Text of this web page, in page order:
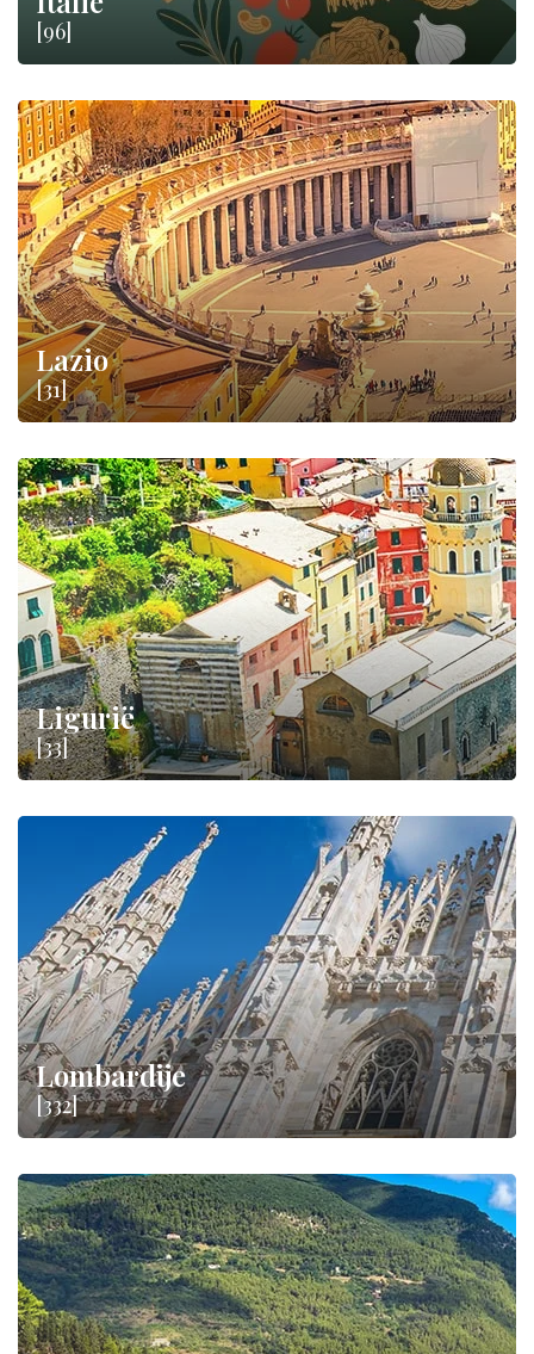
[96]
Lazio
[31]
Ligurië
[33]
Lombardije
[332]